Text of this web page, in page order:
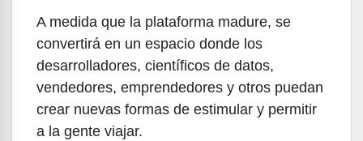
A medida que la plataforma madure, se
convertirá en un espacio donde los
desarrolladores, científicos de datos,
vendedores, emprendedores y otros puedan
crear nuevas formas de estimular y permitir
a la gente viajar.